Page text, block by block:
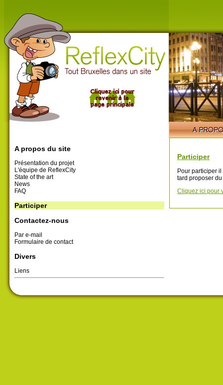
A propos du site
Présentation du projet
L'équipe de ReflexCity
State of the art
News
FAQ
Participer
Contactez-nous
Par e-mail
Formulaire de contact
Divers
Liens
Participer
Pour participer
tard proposer
Cliquez ici pour